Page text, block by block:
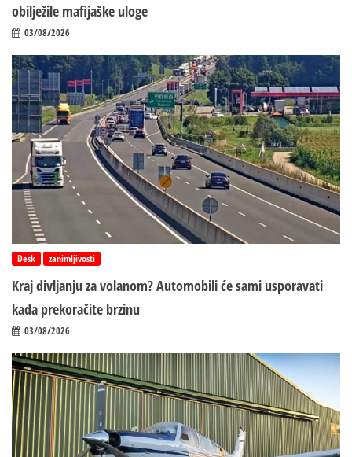
obilježile mafijaške uloge
03/08/2026
Desk zanimljivosti
Kraj divljanju za volanom? Automobili će sami usporavati
kada prekoračite brzinu
03/08/2026